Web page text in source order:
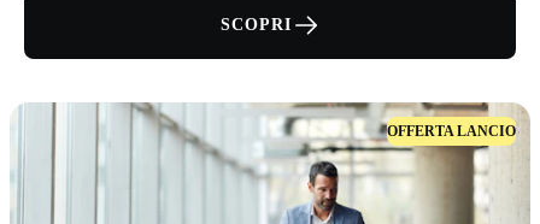
SCOPRI
OFFERTA LANCIO